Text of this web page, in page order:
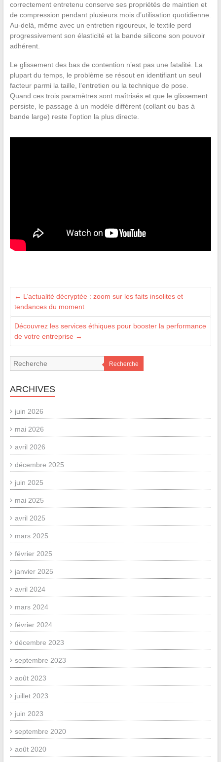
correctement entretenu conserve ses propriétés de maintien et
de compression pendant plusieurs mois d’utilisation quotidienne.
Au-delà, même avec un entretien rigoureux, le textile perd
progressivement son élasticité et la bande silicone son pouvoir
adhérent.
Le glissement des bas de contention n’est pas une fatalité. La
plupart du temps, le problème se résout en identifiant un seul
facteur parmi la taille, l’entretien ou la technique de pose.
Quand ces trois paramètres sont maîtrisés et que le glissement
persiste, le passage à un modèle différent (collant ou bas à
bande large) reste l’option la plus directe.
← L’actualité décryptée : zoom sur les faits insolites et
tendances du moment
Découvrez les services éthiques pour booster la performance
de votre entreprise →
Recherche
ARCHIVES
juin 2026
mai 2026
avril 2026
décembre 2025
juin 2025
mai 2025
avril 2025
mars 2025
février 2025
janvier 2025
avril 2024
mars 2024
février 2024
décembre 2023
septembre 2023
août 2023
juillet 2023
juin 2023
septembre 2020
août 2020